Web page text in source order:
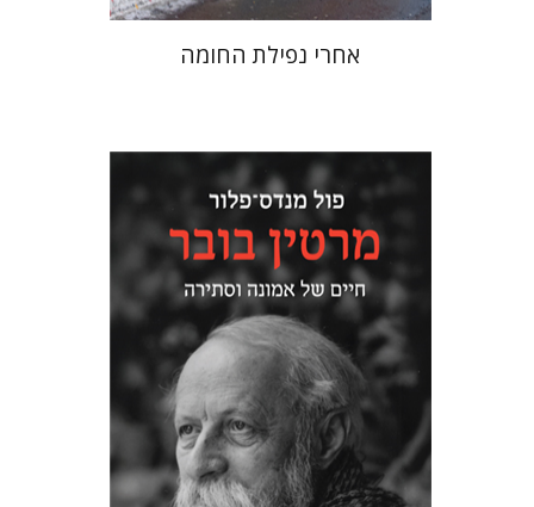
אחרי נפילת החומה
פול מנדס-פלור
מתן אורם